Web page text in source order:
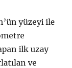
yüzeyi ile
ilk uzay
ve